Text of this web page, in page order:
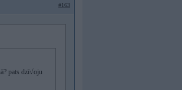
#163
pats dzī√oju